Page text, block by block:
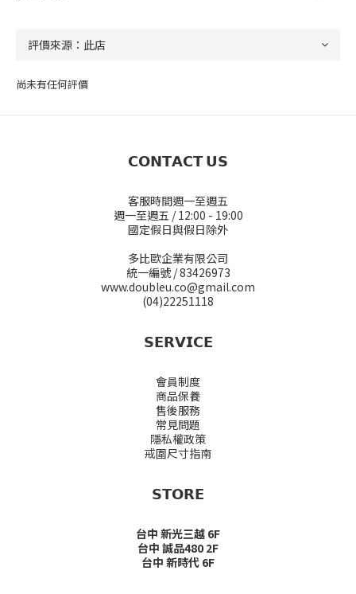
尚未有任何評價
𝗖𝗢𝗡𝗧𝗔𝗖𝗧 𝗨𝗦
客服時間週一至週五
週一至週五 / 12:00 - 19:00
國定假日與假日除外
多比歐企業有限公司
統一編號 / 83426973
www.doubleu.co@gmail.com
(04)22251118
𝗦𝗘𝗥𝗩𝗜𝗖𝗘
會員制度
商品保養
售後服務
常見問題
隱私權政策
戒圍尺寸指南
𝗦𝗧𝗢𝗥𝗘
台中 新光三越 6F
台中 誠品480 2F
台中 新時代 6F